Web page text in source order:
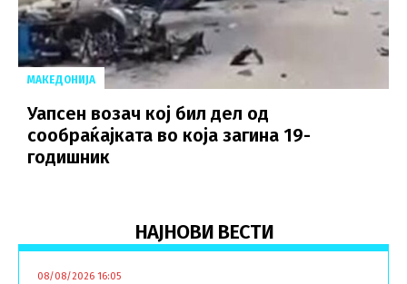
МАКЕДОНИЈА
Уапсен возач кој бил дел од
сообраќајката во која загина 19-
годишник
НАЈНОВИ ВЕСТИ
08/08/2026 16:05